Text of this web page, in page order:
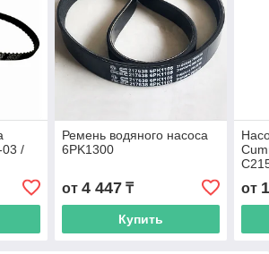
03 /
Ремень водяного насоса
6PK1300
от 4 447₸
Купить
от